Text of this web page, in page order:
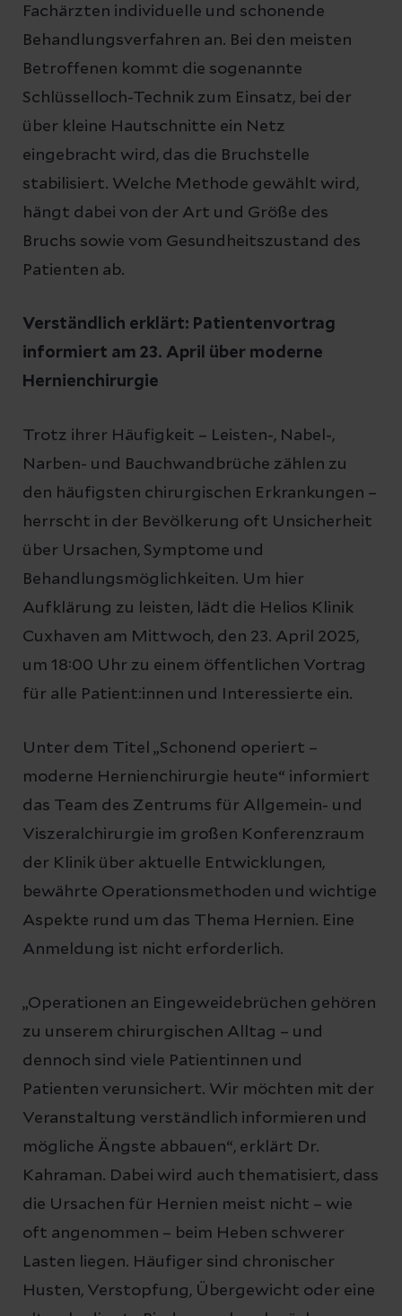
Fachärzten individuelle und schonende
Behandlungsverfahren an. Bei den meisten
Betroffenen kommt die sogenannte
Schlüsselloch-Technik zum Einsatz, bei der
über kleine Hautschnitte ein Netz
eingebracht wird, das die Bruchstelle
stabilisiert. Welche Methode gewählt wird,
hängt dabei von der Art und Größe des
Bruchs sowie vom Gesundheitszustand des
Patienten ab.
Verständlich erklärt: Patientenvortrag
informiert am 23. April über moderne
Hernienchirurgie
Trotz ihrer Häufigkeit – Leisten-, Nabel-,
Narben- und Bauchwandbrüche zählen zu
den häufigsten chirurgischen Erkrankungen –
herrscht in der Bevölkerung oft Unsicherheit
über Ursachen, Symptome und
Behandlungsmöglichkeiten. Um hier
Aufklärung zu leisten, lädt die Helios Klinik
Cuxhaven am Mittwoch, den 23. April 2025,
um 18:00 Uhr zu einem öffentlichen Vortrag
für alle Patient:innen und Interessierte ein.
Unter dem Titel „Schonend operiert –
moderne Hernienchirurgie heute“ informiert
das Team des Zentrums für Allgemein- und
Viszeralchirurgie im großen Konferenzraum
der Klinik über aktuelle Entwicklungen,
bewährte Operationsmethoden und wichtige
Aspekte rund um das Thema Hernien. Eine
Anmeldung ist nicht erforderlich.
„Operationen an Eingeweidebrüchen gehören
zu unserem chirurgischen Alltag – und
dennoch sind viele Patientinnen und
Patienten verunsichert. Wir möchten mit der
Veranstaltung verständlich informieren und
mögliche Ängste abbauen“, erklärt Dr.
Kahraman. Dabei wird auch thematisiert, dass
die Ursachen für Hernien meist nicht – wie
oft angenommen – beim Heben schwerer
Lasten liegen. Häufiger sind chronischer
Husten, Verstopfung, Übergewicht oder eine